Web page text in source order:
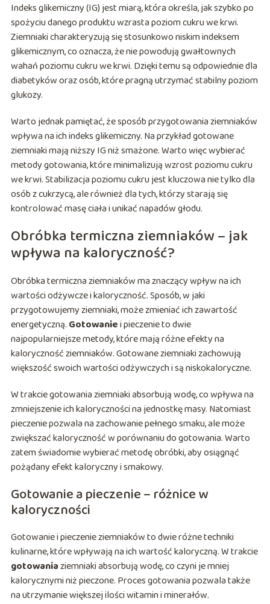
Indeks glikemiczny (IG) jest miarą, która określa, jak szybko po
spożyciu danego produktu wzrasta poziom cukru we krwi.
Ziemniaki charakteryzują się stosunkowo niskim indeksem
glikemicznym, co oznacza, że nie powodują gwałtownych
wahań poziomu cukru we krwi. Dzięki temu są odpowiednie dla
diabetyków oraz osób, które pragną utrzymać stabilny poziom
glukozy.
Warto jednak pamiętać, że sposób przygotowania ziemniaków
wpływa na ich indeks glikemiczny. Na przykład gotowane
ziemniaki mają niższy IG niż smażone. Warto więc wybierać
metody gotowania, które minimalizują wzrost poziomu cukru
we krwi. Stabilizacja poziomu cukru jest kluczowa nie tylko dla
osób z cukrzycą, ale również dla tych, którzy starają się
kontrolować masę ciała i unikać napadów głodu.
Obróbka termiczna ziemniaków – jak
wpływa na kaloryczność?
Obróbka termiczna ziemniaków ma znaczący wpływ na ich
wartości odżywcze i kaloryczność. Sposób, w jaki
przygotowujemy ziemniaki, może zmieniać ich zawartość
energetyczną. Gotowaniei pieczenie to dwie
najpopularniejsze metody, które mają różne efekty na
kaloryczność ziemniaków. Gotowane ziemniaki zachowują
większość swoich wartości odżywczych i są niskokaloryczne.
W trakcie gotowania ziemniaki absorbują wodę, co wpływa na
zmniejszenie ich kaloryczności na jednostkę masy. Natomiast
pieczenie pozwala na zachowanie pełnego smaku, ale może
zwiększać kaloryczność w porównaniu do gotowania. Warto
zatem świadomie wybierać metodę obróbki, aby osiągnąć
pożądany efekt kaloryczny i smakowy.
Gotowanie a pieczenie – różnice w
kaloryczności
Gotowanie i pieczenie ziemniaków to dwie różne techniki
kulinarne, które wpływają na ich wartość kaloryczną. W trakcie
gotowaniaziemniaki absorbują wodę, co czyni je mniej
kalorycznymi niż pieczone. Proces gotowania pozwala także
na utrzymanie większej ilości witamin i minerałów.